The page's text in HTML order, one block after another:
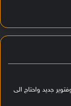
جديد واحتاج الى